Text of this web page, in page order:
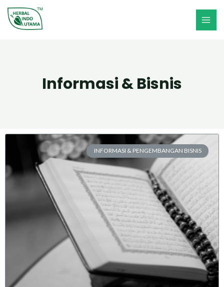
Informasi & Bisnis
INFORMASI & PENGEMBANGAN BISNIS